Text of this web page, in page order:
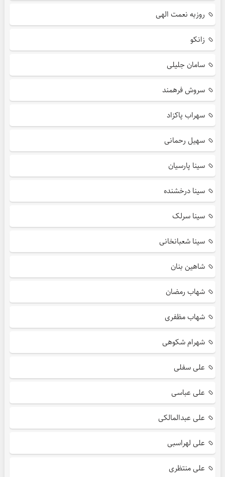
روزبه نعمت الهی
زانکو
سامان جلیلی
سروش فرهمند
سهراب پاکزاد
سهیل رحمانی
سینا پارسیان
سینا درخشنده
سینا سرلک
سینا شعبانخانی
شاهین بنان
شهاب رمضان
شهاب مظفری
شهرام شکوهی
علی سفلی
علی عباسی
علی عبدالمالکی
علی لهراسبی
علی منتظری